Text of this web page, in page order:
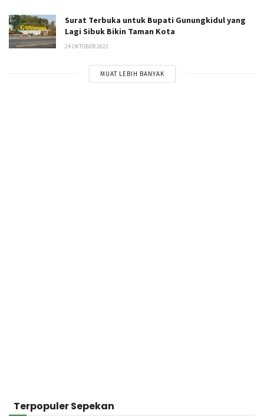
Surat Terbuka untuk Bupati Gunungkidul yang
Lagi Sibuk Bikin Taman Kota
24 OKTOBER 2022
MUAT LEBIH BANYAK
Terpopuler Sepekan